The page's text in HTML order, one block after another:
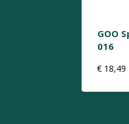
GOO
016
€18,49